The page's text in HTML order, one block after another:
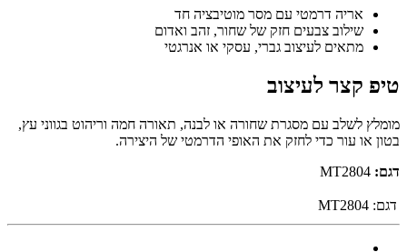
אריה דרמטי עם מסר מוטיבציה חד
שילוב צבעים חזק של שחור, זהב ואדום
מתאים לעיצוב גברי, עסקי או אנרגטי
טיפ קצר לעיצוב
מומלץ לשלב עם מסגרת שחורה או לבנה, תאורה חמה וריהוט בגווני עץ,
בטון או עור כדי לחזק את האופי הדרמטי של היצירה.
דגם:
דגם: MT2804